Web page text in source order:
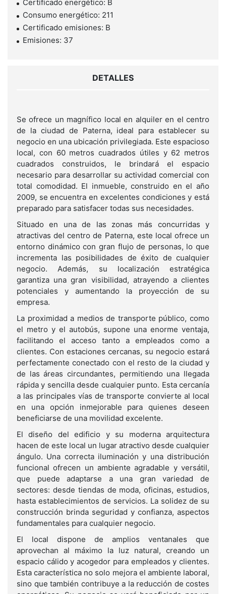
Certificado energético: B
Consumo energético: 211
Certificado emisiones: B
Emisiones: 37
DETALLES
Se ofrece un magnífico local en alquiler en el centro
de la ciudad de Paterna, ideal para establecer su
negocio en una ubicación privilegiada. Este espacioso
local, con 60 metros cuadrados útiles y 62 metros
cuadrados construidos, le brindará el espacio
necesario para desarrollar su actividad comercial con
total comodidad. El inmueble, construido en el año
2009, se encuentra en excelentes condiciones y está
preparado para satisfacer todas sus necesidades.
Situado en una de las zonas más concurridas y
atractivas del centro de Paterna, este local ofrece un
entorno dinámico con gran flujo de personas, lo que
incrementa las posibilidades de éxito de cualquier
negocio. Además, su localización estratégica
garantiza una gran visibilidad, atrayendo a clientes
potenciales y aumentando la proyección de su
empresa.
La proximidad a medios de transporte público, como
el metro y el autobús, supone una enorme ventaja,
facilitando el acceso tanto a empleados como a
clientes. Con estaciones cercanas, su negocio estará
perfectamente conectado con el resto de la ciudad y
de las áreas circundantes, permitiendo una llegada
rápida y sencilla desde cualquier punto. Esta cercanía
a las principales vías de transporte convierte al local
en una opción inmejorable para quienes deseen
beneficiarse de una movilidad excelente.
El diseño del edificio y su moderna arquitectura
hacen de este local un lugar atractivo desde cualquier
ángulo. Una correcta iluminación y una distribución
funcional ofrecen un ambiente agradable y versátil,
que puede adaptarse a una gran variedad de
sectores: desde tiendas de moda, oficinas, estudios,
hasta establecimientos de servicios. La solidez de su
construcción brinda seguridad y confianza, aspectos
fundamentales para cualquier negocio.
El local dispone de amplios ventanales que
aprovechan al máximo la luz natural, creando un
espacio cálido y acogedor para empleados y clientes.
Esta característica no solo mejora el ambiente laboral,
sino que también contribuye a la reducción de costes